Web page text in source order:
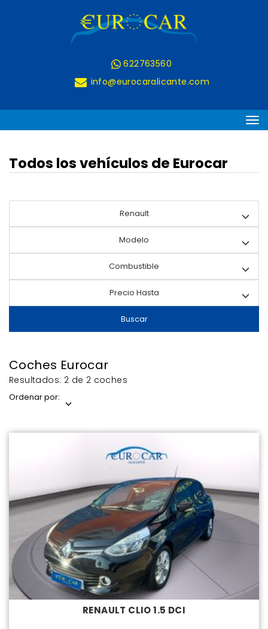
622763560
info@eurocaralicante.com
Todos los vehículos de Eurocar
Renault
Modelo
Combustible
Precio Hasta
Buscar
Coches Eurocar
Resultados: 2 de 2 coches
Ordenar por:
RENAULT CLIO 1.5 DCI